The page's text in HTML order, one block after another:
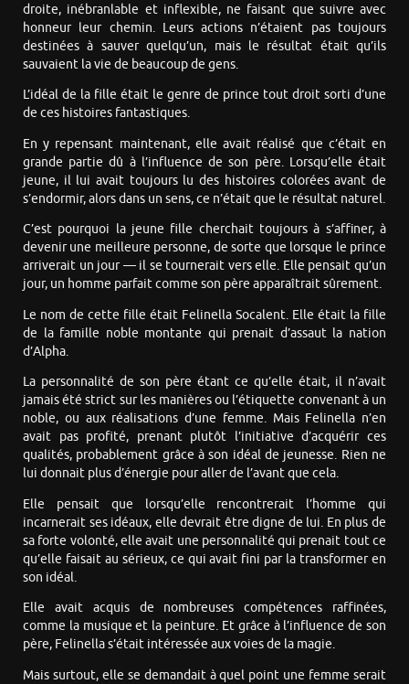
droite, inébranlable et inflexible, ne faisant que suivre avec
honneur leur chemin. Leurs actions n’étaient pas toujours
destinées à sauver quelqu’un, mais le résultat était qu’ils
sauvaient la vie de beaucoup de gens.
L’idéal de la fille était le genre de prince tout droit sorti d’une
de ces histoires fantastiques.
En y repensant maintenant, elle avait réalisé que c’était en
grande partie dû à l’influence de son père. Lorsqu’elle était
jeune, il lui avait toujours lu des histoires colorées avant de
s’endormir, alors dans un sens, ce n’était que le résultat naturel.
C’est pourquoi la jeune fille cherchait toujours à s’affiner, à
devenir une meilleure personne, de sorte que lorsque le prince
arriverait un jour — il se tournerait vers elle. Elle pensait qu’un
jour, un homme parfait comme son père apparaîtrait sûrement.
Le nom de cette fille était Felinella Socalent. Elle était la fille
de la famille noble montante qui prenait d’assaut la nation
d’Alpha.
La personnalité de son père étant ce qu’elle était, il n’avait
jamais été strict sur les manières ou l’étiquette convenant à un
noble, ou aux réalisations d’une femme. Mais Felinella n’en
avait pas profité, prenant plutôt l’initiative d’acquérir ces
qualités, probablement grâce à son idéal de jeunesse. Rien ne
lui donnait plus d’énergie pour aller de l’avant que cela.
Elle pensait que lorsqu’elle rencontrerait l’homme qui
incarnerait ses idéaux, elle devrait être digne de lui. En plus de
sa forte volonté, elle avait une personnalité qui prenait tout ce
qu’elle faisait au sérieux, ce qui avait fini par la transformer en
son idéal.
Elle avait acquis de nombreuses compétences raffinées,
comme la musique et la peinture. Et grâce à l’influence de son
père, Felinella s’était intéressée aux voies de la magie.
Mais surtout, elle se demandait à quel point une femme serait